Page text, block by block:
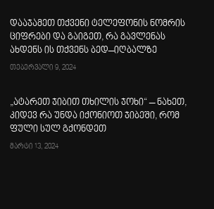
დააჯამეთ თქვენი ტელეფონის ნომრის
ციფრები და გაიგეთ, რა გავლენას
ახდენს ის თქვენს ბედ–იღბალზე
თებერვალი 9, 2024
„ატარეთ ჯიბით თხილის ჯოხი“ – ნახეთ,
კიდევ რა უნდა იქონიოთ ჯიბეში, რომ
ფული სულ გქონდეთ
მარტი 13, 2024